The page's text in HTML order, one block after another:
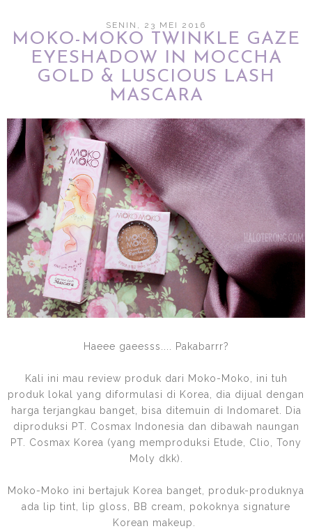
SENIN, 23 MEI 2016
MOKO-MOKO TWINKLE GAZE
EYESHADOW IN MOCCHA
GOLD & LUSCIOUS LASH
MASCARA
Haeee gaeesss.... Pakabarrr?
Kali ini mau review produk dari Moko-Moko, ini tuh
produk lokal yang diformulasi di Korea, dia dijual dengan
harga terjangkau banget, bisa ditemuin di Indomaret. Dia
diproduksi PT. Cosmax Indonesia dan dibawah naungan
PT. Cosmax Korea (yang memproduksi Etude, Clio, Tony
Moly dkk).
Moko-Moko ini bertajuk Korea banget, produk-produknya
ada lip tint, lip gloss, BB cream, pokoknya signature
Korean makeup.